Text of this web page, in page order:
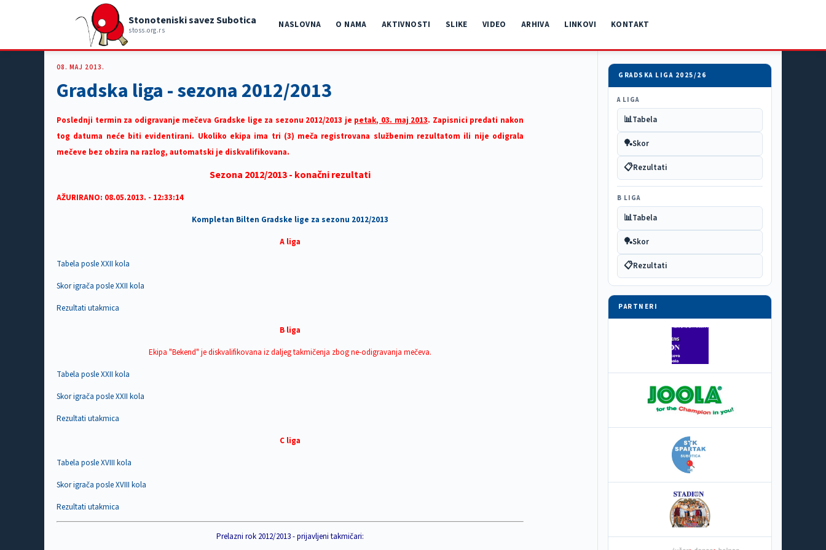
Stonoteniski savez Subotica
stoss.org.rs
NASLOVNA O NAMA AKTIVNOSTI SLIKE VIDEO ARHIVA LINKOVI KONTAKT
08. MAJ 2013.
Gradska liga - sezona 2012/2013
Poslednji termin za odigravanje mečeva Gradske lige za sezonu 2012/2013 je petak, 03. maj 2013. Zapisnici predati nakon
tog datuma neće biti evidentirani. Ukoliko ekipa ima tri (3) meča registrovana službenim rezultatom ili nije odigrala
mečeve bez obzira na razlog, automatski je diskvalifikovana.
Sezona 2012/2013 - konačni rezultati
AŽURIRANO: 08.05.2013. - 12:33:14
Kompletan Bilten Gradske lige za sezonu 2012/2013
A liga
Tabela posle XXII kola
Skor igrača posle XXII kola
Rezultati utakmica
B liga
Ekipa "Bekend" je diskvalifikovana iz daljeg takmičenja zbog ne-odigravanja mečeva.
Tabela posle XXII kola
Skor igrača posle XXII kola
Rezultati utakmica
C liga
Tabela posle XVIII kola
Skor igrača posle XVIII kola
Rezultati utakmica
Prelazni rok 2012/2013 - prijavljeni takmičari:
GRADSKA LIGA 2025/26
A LIGA
📊Tabela
🏓Skor
📋Rezultati
B LIGA
📊Tabela
🏓Skor
📋Rezultati
PARTNERI